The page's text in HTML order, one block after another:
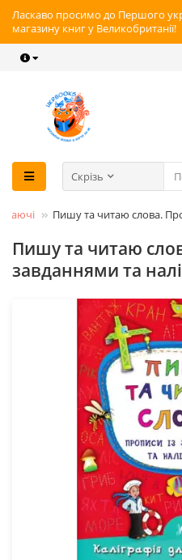
Ласкаво просимо до Першого
магазину книг у Великобританії!
Скрізь
Пишу та читаю слова.
Пишу та читаю
завданнями та